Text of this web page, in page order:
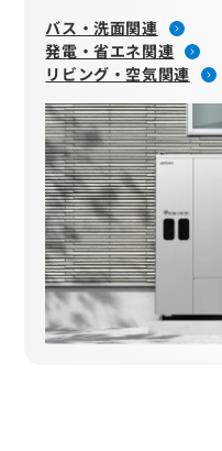
バス・洗面関連
発電・省エネ関連
リビング・空気関連